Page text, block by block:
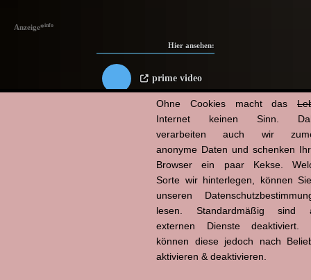
Anzeige*info
Hier ansehen:
prime video
Scheibe
Verfügbarkeit
Powered by
Ohne Cookies macht das
Internet keinen Sinn.
verarbeiten auch wir
anonyme Daten und schenken
Browser ein paar Kekse.
Sorte wir hinterlegen, können
unseren
lesen. Standardmäßig sind
externen Dienste deaktiviert.
können diese jedoch nach
aktivieren & deaktivieren.